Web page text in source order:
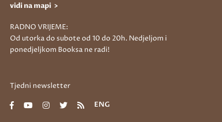
vidi na mapi >
RADNO VRIJEME:
Od utorka do subote od 10 do 20h. Nedjeljom i
ponedjeljkom Booksa ne radi!
Tjedni newsletter
ENG